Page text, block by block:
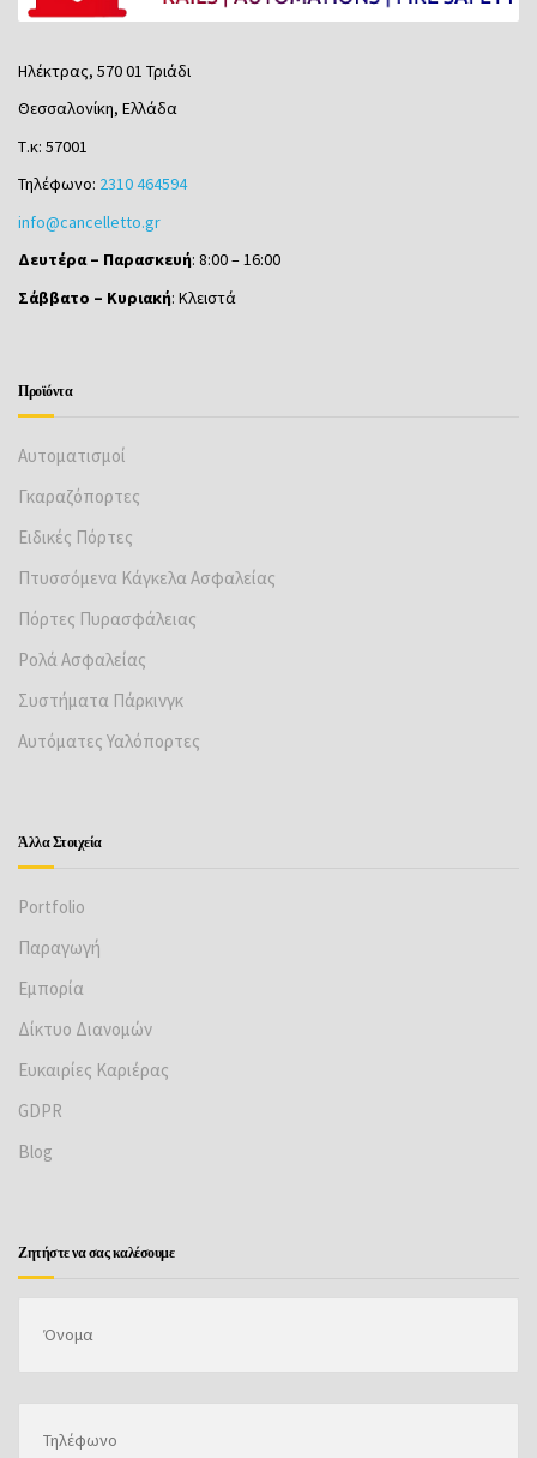
Ηλέκτρας, 570 01 Τριάδι
Θεσσαλονίκη, Ελλάδα
Τ.κ: 57001
Τηλέφωνο: 2310 464594
info@cancelletto.gr
Δευτέρα – Παρασκευή: 8:00 – 16:00
Σάββατο – Κυριακή: Κλειστά
Προϊόντα
Αυτοματισμοί
Γκαραζόπορτες
Ειδικές Πόρτες
Πτυσσόμενα Κάγκελα Ασφαλείας
Πόρτες Πυρασφάλειας
Ρολά Ασφαλείας
Συστήματα Πάρκινγκ
Αυτόματες Υαλόπορτες
Άλλα Στοιχεία
Portfolio
Παραγωγή
Εμπορία
Δίκτυο Διανομών
Ευκαιρίες Καριέρας
GDPR
Βlog
Ζητήστε να σας καλέσουμε